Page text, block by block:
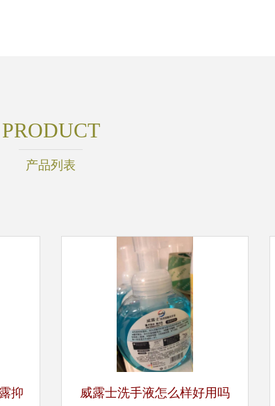
PRODUCT
产品列表
抑 威露士洗手液怎么样好用吗